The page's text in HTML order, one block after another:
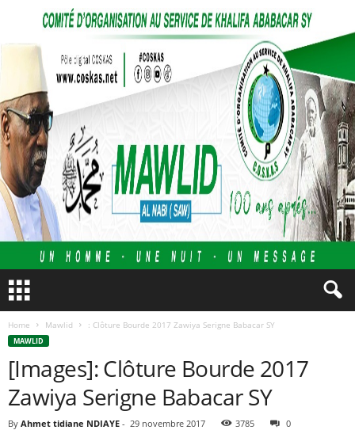
Home Mawlid : Clôture Bourde 2017 Zawiya Serigne Babacar SY
MAWLID
[Images]: Clôture Bourde 2017
Zawiya Serigne Babacar SY
By Ahmet tidiane NDIAYE - 29 novembre 2017 3785 0